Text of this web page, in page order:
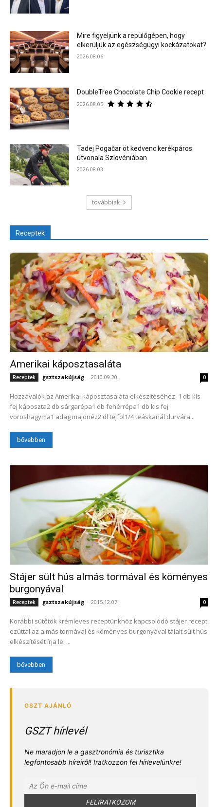
Mire figyeljünk a repülőgépen, hogy
elkerüljük az egészségügyi kockázatokat?
2026.08.06.
DoubleTree Chocolate Chip Cookie recept
2026.08.05.
Tadej Pogačar öt kedvenc kerékpáros
útvonala Szlovéniában
2026.08.03.
továbbiak
Receptek
Amerikai káposztasaláta
Receptek gsztszakújság - 2010.09.20. 0
Hozzávalók az Amerikai káposztasaláta elkészítéséhez: 1 db kis
fej káposzta2 db sárgarépa1 db fehérrépa1 db kis fej
vöröshagyma1 adag majonéz2 dl tejföl1/4 teáskanál durvára...
bővebben
Stájer sült hús almás tormával és köményes
burgonyával
Receptek gsztszakújság - 2015.12.07. 0
Korábbi sütőtök krémleves receptünkhöz kapcsolódó stájer recept
ezúttal az almás tormával és köményes burgonyával tálalt sült hús
elkészítését írja le. ...
bővebben
GSZT hírlevél
Ne maradjon le a gasztronómia és turisztika
legfontosabb híreiről! Iratkozzon fel hírlevelünkre!